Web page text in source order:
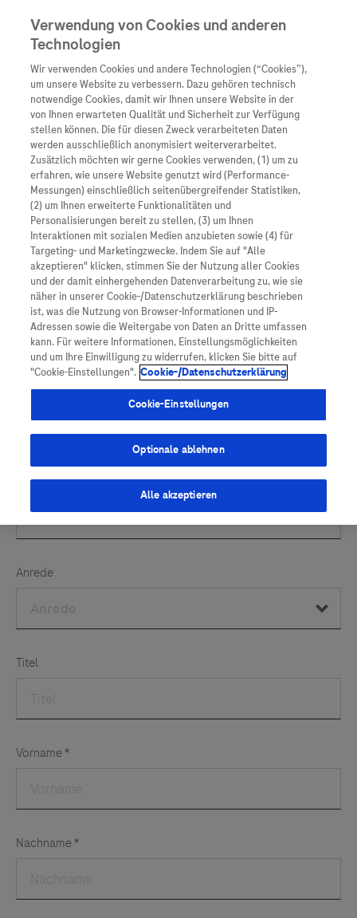
Unternehmen
Übersicht
Wer wir sind
Was uns antreibt
Unsere Standorte
Roche Stories
Events
Podcast
Innovation
Übersicht
Forschung
Personalisierte
Digitalisierung
Blog Zukunftslabor
Übersicht
Unser Service für
Informationen zu
Diagnostik ist
Klinische Studien
Arzneimittel
Übersicht
Arzneimittel A-Z
Roche Pipeline
Roche Fachportal
Vigilanz-Training
Diagnostik
Kontakt
Presse
Karriere
Hier können Sie Ihre Erlebnisse in Zeiten der Corona-
Pandemie und Ihre persönliche Helden-Geschichte
schreiben.*
Wir sind schon sehr gespannt.
Verwendung von Cookies und anderen
Technologien
Wir verwenden Cookies und andere Technologien (“Cookies”),
um unsere Website zu verbessern. Dazu gehören technisch
notwendige Cookies, damit wir Ihnen unsere Website in der
von Ihnen erwarteten Qualität und Sicherheit zur Verfügung
stellen können. Die für diesen Zweck verarbeiteten Daten
werden ausschließlich anonymisiert weiterverarbeitet.
Zusätzlich möchten wir gerne Cookies verwenden, (1) um zu
erfahren, wie unsere Website genutzt wird (Performance-
Messungen) einschließlich seitenübergreifender Statistiken,
(2) um Ihnen erweiterte Funktionalitäten und
Personalisierungen bereit zu stellen, (3) um Ihnen
Interaktionen mit sozialen Medien anzubieten sowie (4) für
Targeting- und Marketingzwecke. Indem Sie auf "Alle
akzeptieren" klicken, stimmen Sie der Nutzung aller Cookies
und der damit einhergehenden Datenverarbeitung zu, wie sie
näher in unserer Cookie-/Datenschutzerklärung beschrieben
ist, was die Nutzung von Browser-Informationen und IP-
Adressen sowie die Weitergabe von Daten an Dritte umfassen
kann. Für weitere Informationen, Einstellungsmöglichkeiten
und um Ihre Einwilligung zu widerrufen, klicken Sie bitte auf
"Cookie-Einstellungen". Cookie-/Datenschutzerklärung
Cookie-Einstellungen
Optionale ablehnen
Alle akzeptieren